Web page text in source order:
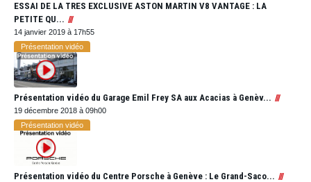
ESSAI DE LA TRES EXCLUSIVE ASTON MARTIN V8 VANTAGE : LA
PETITE QU...
14 janvier 2019 à 17h55
Présentation vidéo
Présentation vidéo du Garage Emil Frey SA aux Acacias à Genèv...
19 décembre 2018 à 09h00
Présentation vidéo
Présentation vidéo du Centre Porsche à Genève : Le Grand-Saco...